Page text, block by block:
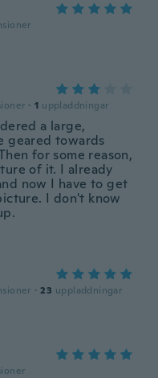
· 1 uppladdningar
a large,
geared towards
for some reason,
of it. I already
now I have to get
I don't know
· 23 uppladdningar